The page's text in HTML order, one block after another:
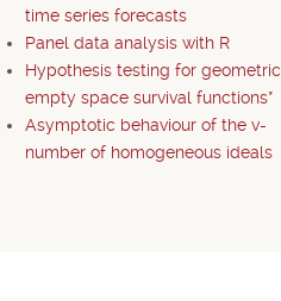
time series forecasts
Panel data analysis with R
Hypothesis testing for geometric
empty space survival functions*
Asymptotic behaviour of the v-
number of homogeneous ideals